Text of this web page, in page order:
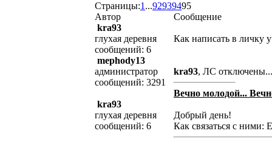
Страницы:1 ...92939495
Автор
Сообщение
kra93
глухая деревня
сообщений: 6
Как написать в личку
mephody13
администратор
сообщений: 3291
kra93, ЛС отключены...
Вечно молодой...
kra93
глухая деревня
сообщений: 6
Добрый день!
Как связаться с ними: